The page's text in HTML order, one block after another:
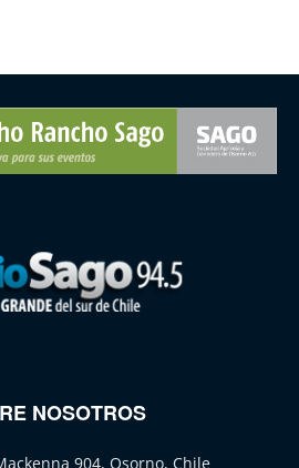
NOSOTROS
904, Osorno, Chile